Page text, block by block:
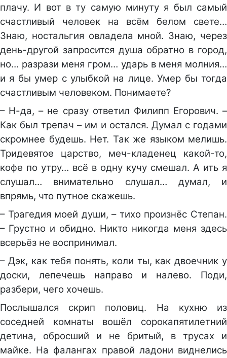
плачу. И вот в ту самую минуту я был самый
счастливый человек на всём белом свете…
Знаю, ностальгия овладела мной. Знаю, через
день-другой запросится душа обратно в город,
но… разрази меня гром… ударь в меня молния…
и я бы умер с улыбкой на лице. Умер бы тогда
счастливым человеком. Понимаете?
– Н-да, – не сразу ответил Филипп Егорович. –
Как был трепач – им и остался. Думал с годами
скромнее будешь. Нет. Так же языком мелишь.
Тридевятое царство, меч-кладенец какой-то,
кофе по утру… всё в одну кучу смешал. А ить я
слушал… внимательно слушал… думал, и
впрямь, что путное скажешь.
– Трагедия моей души, – тихо произнёс Степан.
– Грустно и обидно. Никто никогда меня здесь
всерьёз не воспринимал.
– Дэк, как тебя понять, коли ты, как двоечник у
доски, лепечешь направо и налево. Поди,
разбери, чего хочешь.
Послышался скрип половиц. На кухню из
соседней комнаты вошёл сорокапятилетний
детина, обросший и не бритый, в трусах и
майке. На фалангах правой ладони виднелись